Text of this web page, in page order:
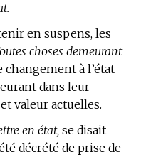
en suspens, les
choses demeurant
changement à l’état
dans leur
valeur actuelles.
en état, se disait
décrété de prise de